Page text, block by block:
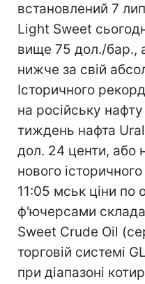
встановлений 7
Light Sweet
вище 75 дол./бар.,
нижче за свій
Історичного
на російську
тиждень нафта
дол. 24 центи, або
нового
11:05 мськ ціни по
ф'ючерсами
Sweet Crude Oil
торговій системі
при діапазоні